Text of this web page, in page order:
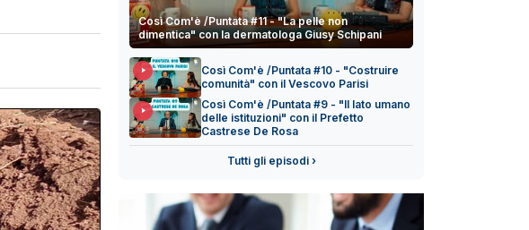
Così Com'è /Puntata #11 - "La pelle non
dimentica" con la dermatologa Giusy Schipani
Così Com'è /Puntata #10 - "Costruire
comunità" con il Vescovo Parisi
Così Com'è /Puntata #9 - "Il lato umano
delle istituzioni" con il Prefetto
Castrese De Rosa
Tutti gli episodi ›